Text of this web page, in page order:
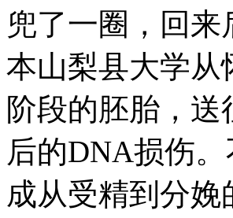
兜了一圈，回来
本山梨县大学从
阶段的胚胎，
后的DNA损伤
成从受精到分